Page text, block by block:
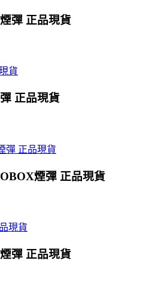
彈 正品現貨
正品現貨
煙彈 正品現貨
彈 正品現貨